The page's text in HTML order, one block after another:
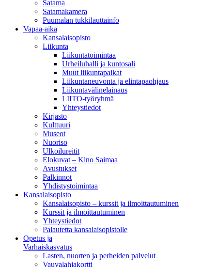
Satama
Satamakamera
Puumalan tukkilauttainfo
Vapaa-aika
Kansalaisopisto
Liikunta
Liikuntatoimintaa
Urheiluhalli ja kuntosali
Muut liikuntapaikat
Liikuntaneuvonta ja elintapaohjaus
Liikuntavälinelainaus
LIITO-työryhmä
Yhteystiedot
Kirjasto
Kulttuuri
Museot
Nuoriso
Ulkoilureitit
Elokuvat – Kino Saimaa
Avustukset
Palkinnot
Yhdistystoimintaa
Kansalaisopisto
Kansalaisopisto – kurssit ja ilmoittautuminen
Kurssit ja ilmoittautuminen
Yhteystiedot
Palautetta kansalaisopistolle
Opetus ja
Varhaiskasvatus
Lasten, nuorten ja perheiden palvelut
Vauvalahjakortti